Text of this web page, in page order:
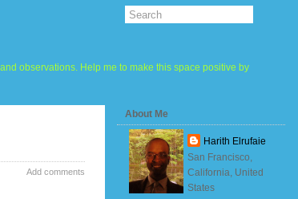
observations. Help me to make this space positive by
Add comments
About Me
Harith Elrufaie
San Francisco,
California, United
States